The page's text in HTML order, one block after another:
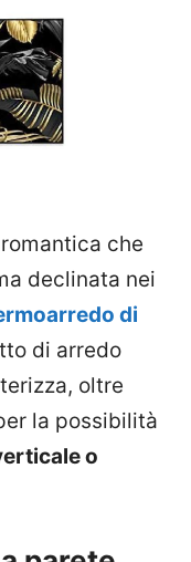
che
declinata nei
di
di arredo
oltre
la possibilità
o